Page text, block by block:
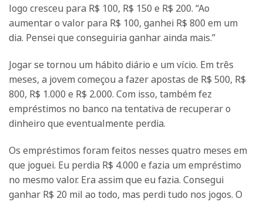
logo cresceu para R$ 100, R$ 150 e R$ 200. “Ao
aumentar o valor para R$ 100, ganhei R$ 800 em um
dia. Pensei que conseguiria ganhar ainda mais.”
Jogar se tornou um hábito diário e um vício. Em três
meses, a jovem começou a fazer apostas de R$ 500, R$
800, R$ 1.000 e R$ 2.000. Com isso, também fez
empréstimos no banco na tentativa de recuperar o
dinheiro que eventualmente perdia.
Os empréstimos foram feitos nesses quatro meses em
que joguei. Eu perdia R$ 4.000 e fazia um empréstimo
no mesmo valor. Era assim que eu fazia. Consegui
ganhar R$ 20 mil ao todo, mas perdi tudo nos jogos. O